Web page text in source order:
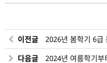
이전글 2026년 봄학기 6급
다음글
2024년 여름학기